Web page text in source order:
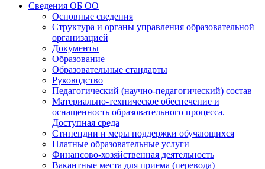
Сведения ОБ ОО
Основные сведения
Структура и органы управления образовательной
организацией
Документы
Образование
Образовательные стандарты
Руководство
Педагогический (научно-педагогический) состав
Материально-техническое обеспечение и
оснащенность образовательного процесса.
Доступная среда
Стипендии и меры поддержки обучающихся
Платные образовательные услуги
Финансово-хозяйственная деятельность
Вакантные места для приема (перевода)